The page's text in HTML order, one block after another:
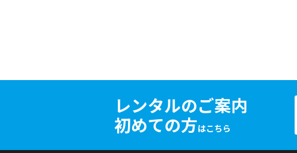
レンタルのご案内
初めての方はこちら